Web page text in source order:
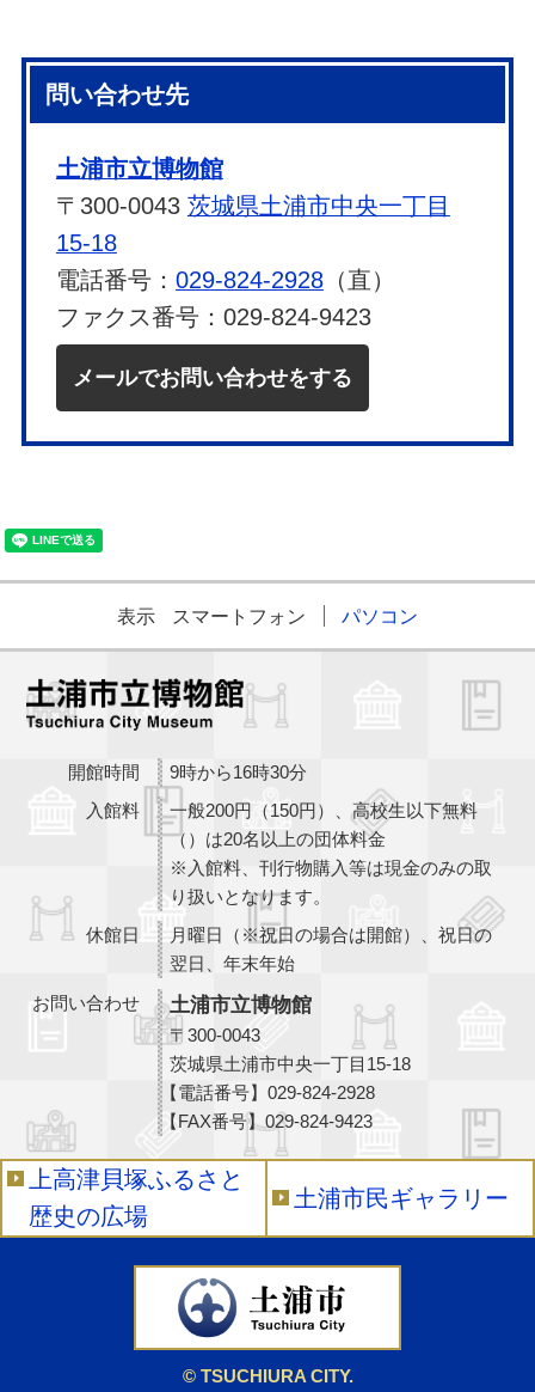
問い合わせ先
土浦市立博物館
〒300-0043 茨城県土浦市中央一丁目
15-18
電話番号： 029-824-2928（直）
ファクス番号：029-824-9423
メールでお問い合わせをする
表示 スマートフォン パソコン
開館時間
9時から16時30分
入館料
一般200円（150円）、高校生以下無料
（）は20名以上の団体料金
※入館料、刊行物購入等は現金のみの取
り扱いとなります。
休館日
月曜日（※祝日の場合は開館）、祝日の
翌日、年末年始
お問い合わせ
土浦市立博物館
〒300-0043
茨城県土浦市中央一丁目15-18
【電話番号】029-824-2928
【FAX番号】029-824-9423
上高津貝塚ふるさと
歴史の広場
土浦市民ギャラリー
© TSUCHIURA CITY.